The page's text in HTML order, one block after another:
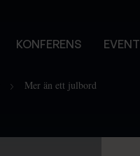
KONFERENS EVENT
Mer än ett julbord